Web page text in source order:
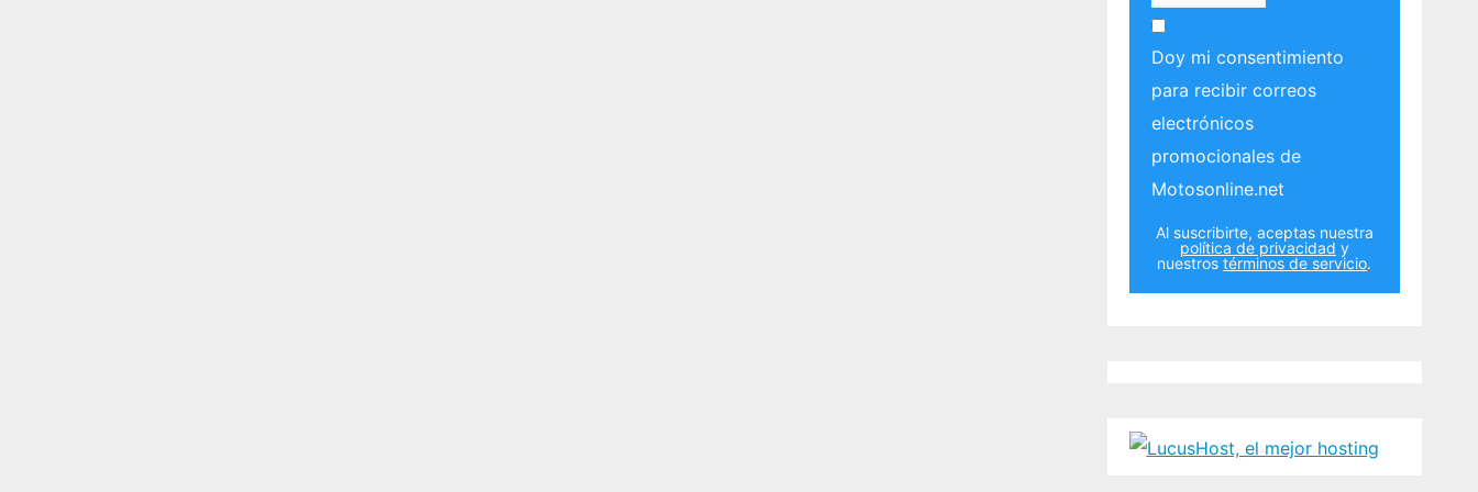
Doy mi consentimiento
para recibir correos
electrónicos
promocionales de
Motosonline.net
Al suscribirte, aceptas nuestra
política de privacidad y
nuestrostérminos de servicio.